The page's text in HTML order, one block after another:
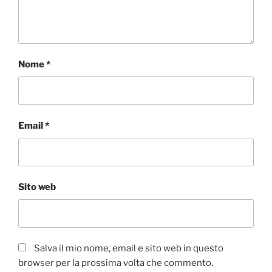
Nome*
Email*
Sito web
Salva il mio nome, email e sito web in questo
browser per la prossima volta che commento.